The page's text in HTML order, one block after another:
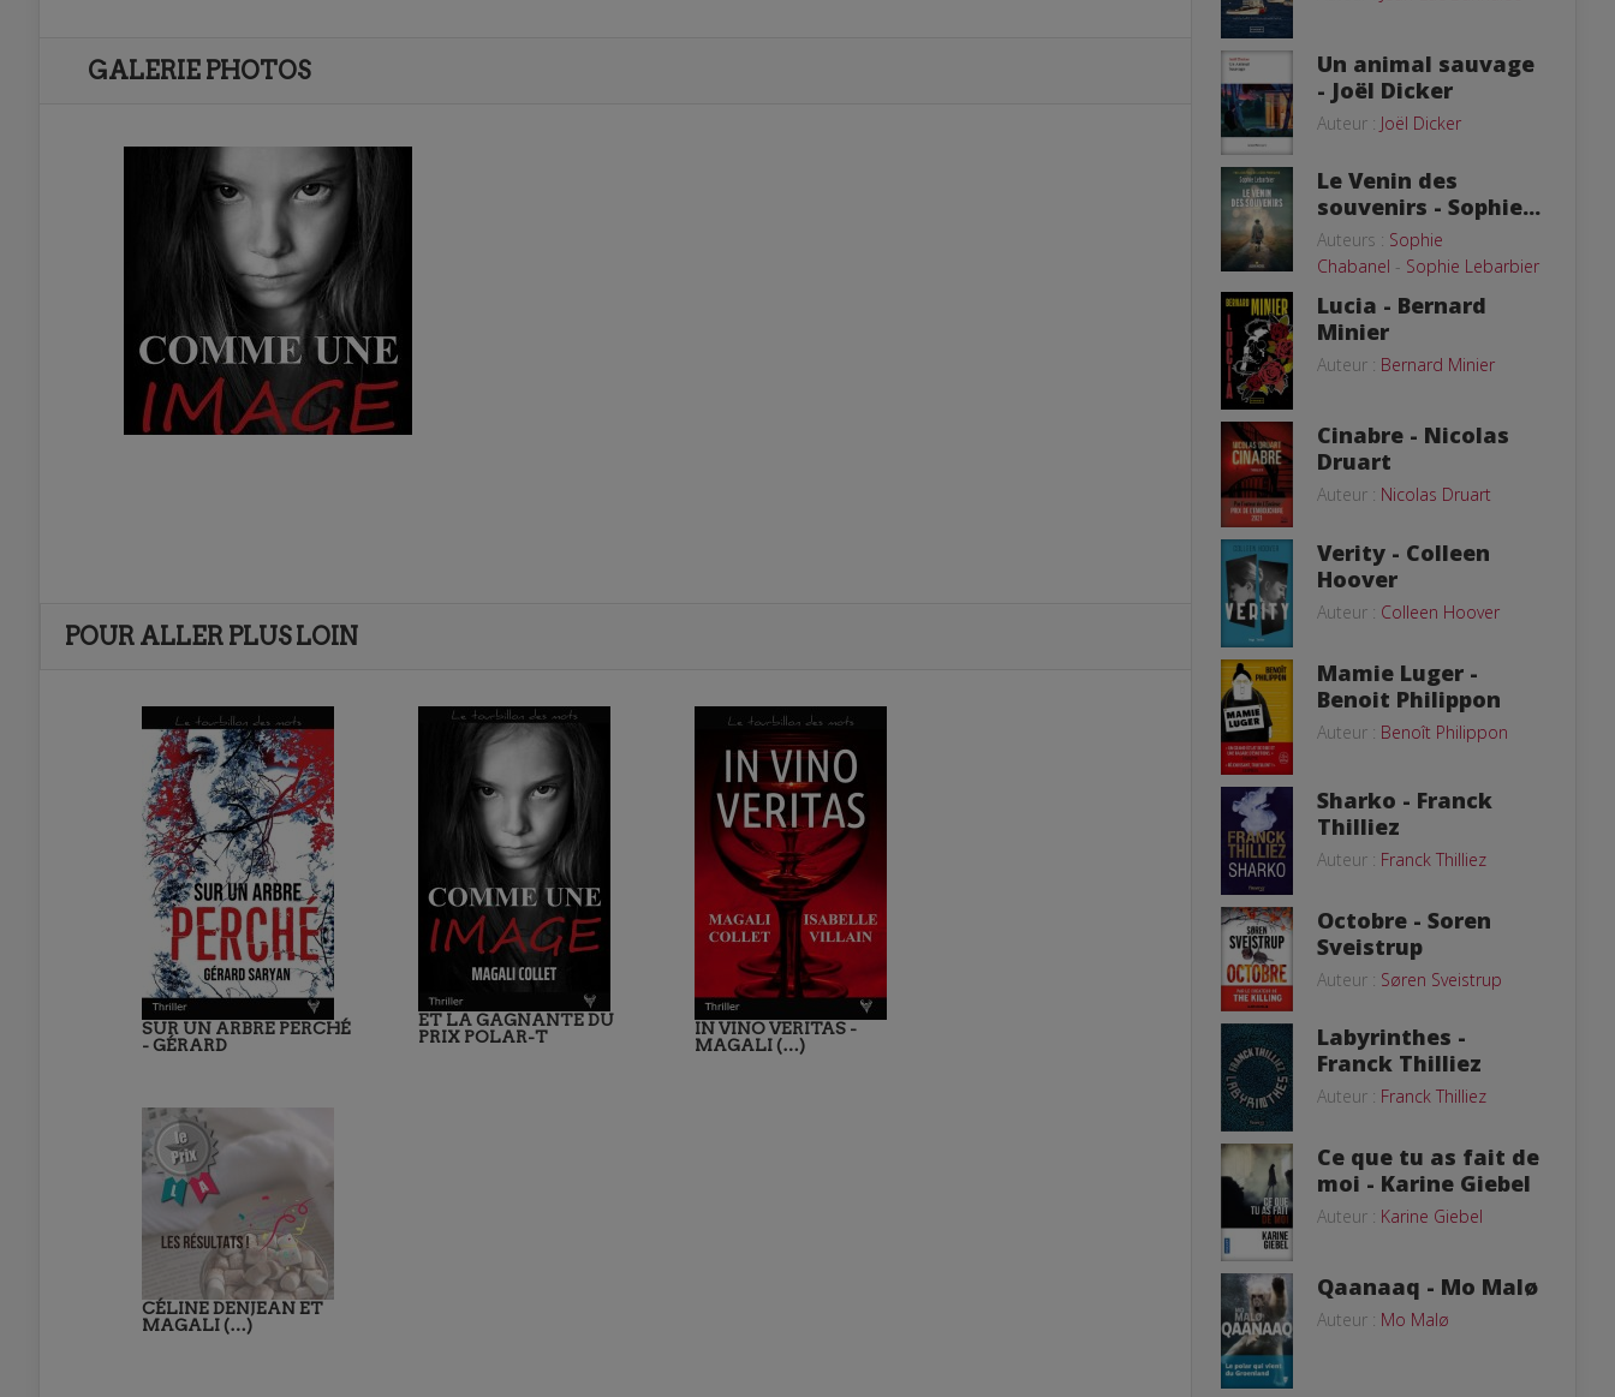
GALERIE PHOTOS
POUR ALLER PLUS LOIN
SUR UN ARBRE PERCHÉ
- GÉRARD
ET LA GAGNANTE DU
PRIX POLAR-T
IN VINO VERITAS -
MAGALI (…)
CÉLINE DENJEAN ET
MAGALI (…)
Un animal sauvage
- Joël Dicker
Auteur : Joël Dicker
Le Venin des
souvenirs - Sophie...
Auteurs : Sophie
Chabanel - Sophie Lebarbier
Lucia - Bernard
Minier
Auteur : Bernard Minier
Cinabre - Nicolas
Druart
Auteur : Nicolas Druart
Verity - Colleen
Hoover
Auteur : Colleen Hoover
Mamie Luger -
Benoit Philippon
Auteur : Benoît Philippon
Sharko - Franck
Thilliez
Auteur : Franck Thilliez
Octobre - Soren
Sveistrup
Auteur : Søren Sveistrup
Labyrinthes -
Franck Thilliez
Auteur : Franck Thilliez
Ce que tu as fait de
moi - Karine Giebel
Auteur : Karine Giebel
Qaanaaq - Mo Malø
Auteur : Mo Malø